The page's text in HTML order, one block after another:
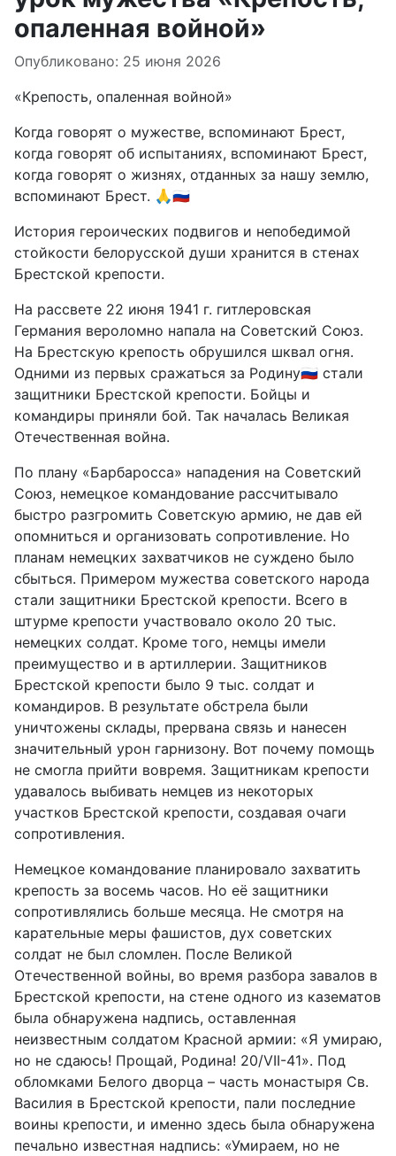
опаленная войной»
Опубликовано: 25 июня 2026
«Крепость, опаленная войной»
Когда говорят о мужестве, вспоминают Брест,
когда говорят об испытаниях, вспоминают Брест,
когда говорят о жизнях, отданных за нашу землю,
вспоминают Брест. 🙏🇷🇺
История героических подвигов и непобедимой
стойкости белорусской души хранится в стенах
Брестской крепости.
На рассвете 22 июня 1941 г. гитлеровская
Германия вероломно напала на Советский Союз.
На Брестскую крепость обрушился шквал огня.
Одними из первых сражаться за Родину🇷🇺 стали
защитники Брестской крепости. Бойцы и
командиры приняли бой. Так началась Великая
Отечественная война.
По плану «Барбаросса» нападения на Советский
Союз, немецкое командование рассчитывало
быстро разгромить Советскую армию, не дав ей
опомниться и организовать сопротивление. Но
планам немецких захватчиков не суждено было
сбыться. Примером мужества советского народа
стали защитники Брестской крепости. Всего в
штурме крепости участвовало около 20 тыс.
немецких солдат. Кроме того, немцы имели
преимущество и в артиллерии. Защитников
Брестской крепости было 9 тыс. солдат и
командиров. В результате обстрела были
уничтожены склады, прервана связь и нанесен
значительный урон гарнизону. Вот почему помощь
не смогла прийти вовремя. Защитникам крепости
удавалось выбивать немцев из некоторых
участков Брестской крепости, создавая очаги
сопротивления.
Немецкое командование планировало захватить
крепость за восемь часов. Но её защитники
сопротивлялись больше месяца. Не смотря на
карательные меры фашистов, дух советских
солдат не был сломлен. После Великой
Отечественной войны, во время разбора завалов в
Брестской крепости, на стене одного из казематов
была обнаружена надпись, оставленная
неизвестным солдатом Красной армии: «Я умираю,
но не сдаюсь! Прощай, Родина! 20/VII-41». Под
обломками Белого дворца – часть монастыря Св.
Василия в Брестской крепости, пали последние
воины крепости, и именно здесь была обнаружена
печально известная надпись: «Умираем, но не